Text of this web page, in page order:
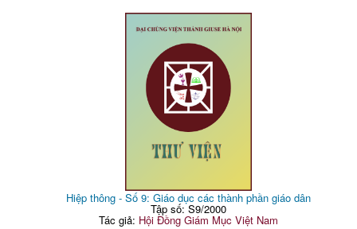
Hiệp thông - Số 9: Giáo dục các thành phần giáo dân
Tập số: S9/2000
Tác giả: Hội Đồng Giám Mục Việt Nam